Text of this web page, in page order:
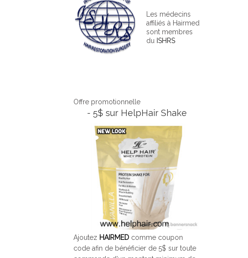
Les médecins
affiliés à Hairmed
sont membres
du ISHRS
Offre promotionnelle
- 5$ sur HelpHair Shake
Ajoutez HAIRMED comme coupon
code afin de bénéficier de 5$ sur toute